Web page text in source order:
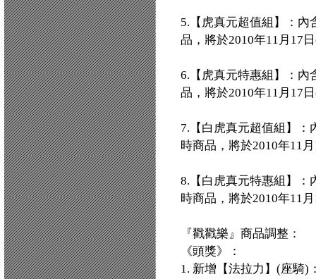
5.【虎真元超值組】：內
品，將於2010年11月17
6.【虎真元特惠組】：內
品，將於2010年11月17
7.【白虎真元超值組】：
時商品，將於2010年11
8.【白虎真元特惠組】：
時商品，將於2010年11
『戳戳樂』商品調整：
《頭獎》：
1. 新增【法拉力】(座騎)